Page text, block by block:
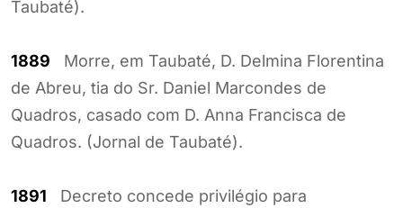
Taubaté).
1889 Morre, em Taubaté, D. Delmina Florentina
de Abreu, tia do Sr. Daniel Marcondes de
Quadros, casado com D. Anna Francisca de
Quadros. (Jornal de Taubaté).
1891 Decreto concede privilégio para